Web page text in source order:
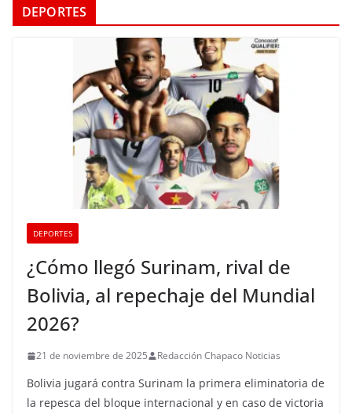
DEPORTES
DEPORTES
¿Cómo llegó Surinam, rival de
Bolivia, al repechaje del Mundial
2026?
21 de noviembre de 2025 Redacción Chapaco Noticias
Bolivia jugará contra Surinam la primera eliminatoria de
la repesca del bloque internacional y en caso de victoria